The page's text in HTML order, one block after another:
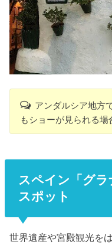
アンダルシア地方
もショーが見られる場
スペイン「グ
スポット
世界遺産や宮殿観光を